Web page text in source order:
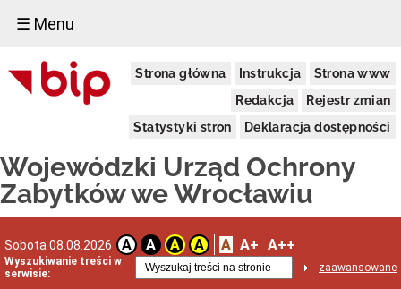
☰ Menu
Strona główna Instrukcja
Strona www
Redakcja
Rejestr zmian
Statystyki stron
Deklaracja dostępności
Wojewódzki Urząd Ochrony
Zabytków we Wrocławiu
Sobota 08.08.2026 A A A A A A+ A++
Wyszukiwanie treści w
serwisie:
zaawansowane
Dostępność
Deklaracja
dostępności
realizowanym
projekcie
dofinansowanym
Europejskich
Delegatury